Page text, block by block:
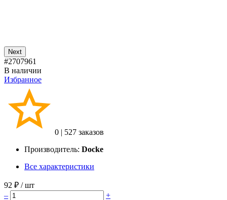
Next
#2707961
В наличии
Избранное
0 | 527 заказов
Производитель: Docke
Все характеристики
92 ₽ / шт
–
+